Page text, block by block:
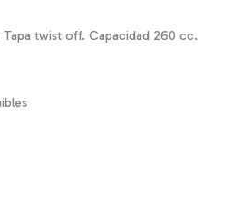
twist off. Capacidad 260 cc.